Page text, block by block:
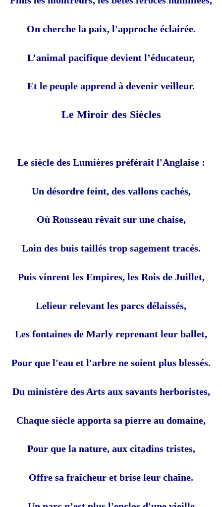
On cherche la paix, l'approche éclairée.
L’animal pacifique devient l’éducateur,
Et le peuple apprend à devenir veilleur.
Le Miroir des Siècles
Le siècle des Lumières préférait l'Anglaise :
Un désordre feint, des vallons cachés,
Où Rousseau rêvait sur une chaise,
Loin des buis taillés trop sagement tracés.
Puis vinrent les Empires, les Rois de Juillet,
Lelieur relevant les parcs délaissés,
Les fontaines de Marly reprenant leur ballet,
Pour que l'eau et l'arbre ne soient plus blessés.
Du ministère des Arts aux savants herboristes,
Chaque siècle apporta sa pierre au domaine,
Pour que la nature, aux citadins tristes,
Offre sa fraîcheur et brise leur chaîne.